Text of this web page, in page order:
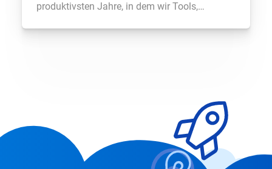
produktivsten Jahre, in dem wir Tools,